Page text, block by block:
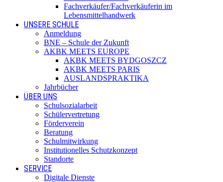
Fachverkäufer/Fachverkäuferin im
Lebensmittelhandwerk
UNSERE SCHULE
Anmeldung
BNE – Schule der Zukunft
AKBK MEETS EUROPE
AKBK MEETS BYDGOSZCZ
AKBK MEETS PARIS
AUSLANDSPRAKTIKA
Jahrbücher
ÜBER UNS
Schulsozialarbeit
Schülervertretung
Förderverein
Beratung
Schulmitwirkung
Institutionelles Schutzkonzept
Standorte
SERVICE
Digitale Dienste